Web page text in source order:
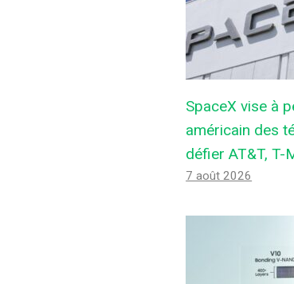
SpaceX vise à
américain des
défier AT&T, T-
7 août 2026